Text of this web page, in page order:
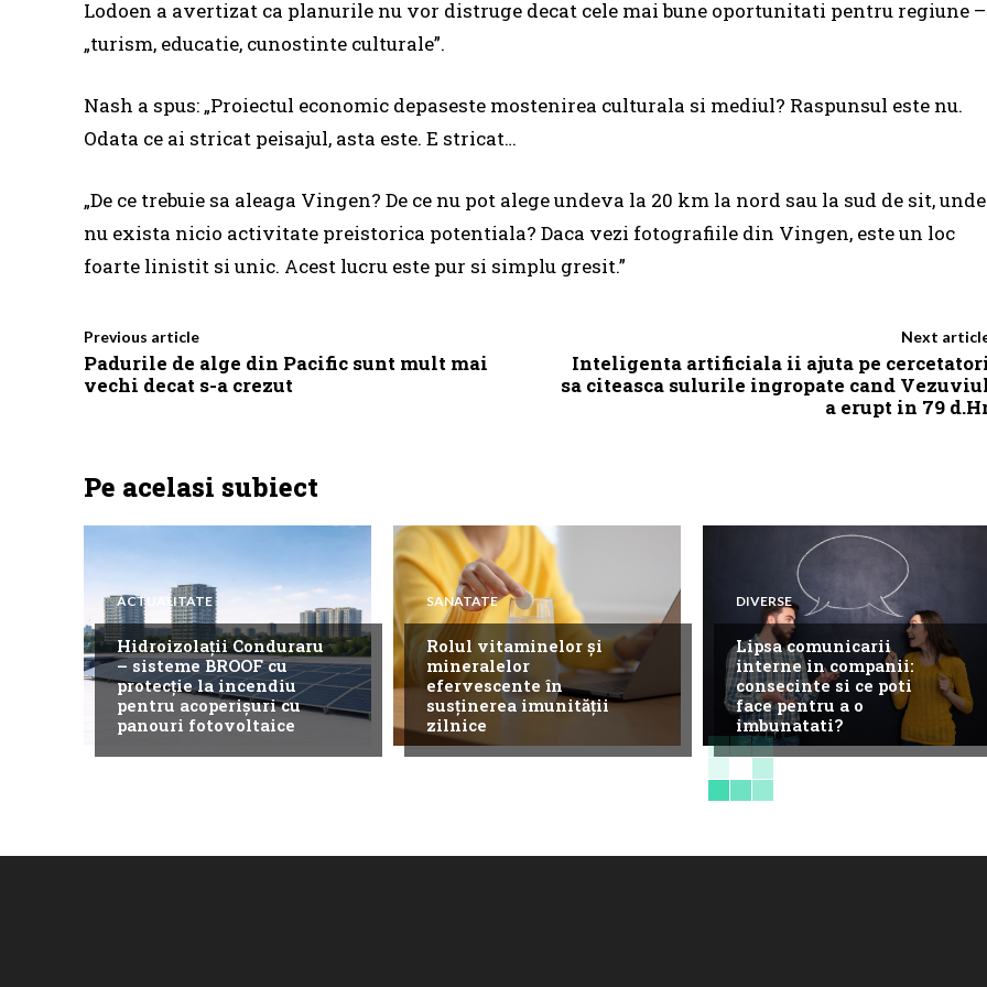
Lodoen a avertizat ca planurile nu vor distruge decat cele mai bune oportunitati pentru regiune –
„turism, educatie, cunostinte culturale”.
Nash a spus: „Proiectul economic depaseste mostenirea culturala si mediul? Raspunsul este nu.
Odata ce ai stricat peisajul, asta este. E stricat…
„De ce trebuie sa aleaga Vingen? De ce nu pot alege undeva la 20 km la nord sau la sud de sit, unde
nu exista nicio activitate preistorica potentiala? Daca vezi fotografiile din Vingen, este un loc
foarte linistit si unic. Acest lucru este pur si simplu gresit.”
Previous article
Padurile de alge din Pacific sunt mult mai
vechi decat s-a crezut
Next
Inteligenta artificiala ii ajuta pe
sa citeasca sulurile ingropate cand
a erupt in 79
Pe acelasi subiect
ACTUALITATE
Hidroizolații Conduraru
– sisteme BROOF cu
protecție la incendiu
pentru acoperișuri cu
panouri fotovoltaice
SANATATE
Rolul vitaminelor și
mineralelor
efervescente în
susținerea imunității
zilnice
DIVERSE
Lipsa comunicarii
interne in companii:
consecinte si ce poti
face pentru a o
imbunatati?